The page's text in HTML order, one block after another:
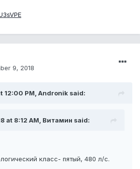
9, 2018
12:00 PM, Andronik said:
at 8:12 AM, Витамин said:
класс- пятый, 480 л/с.